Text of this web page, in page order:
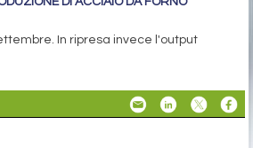
In ripresa invece l'output